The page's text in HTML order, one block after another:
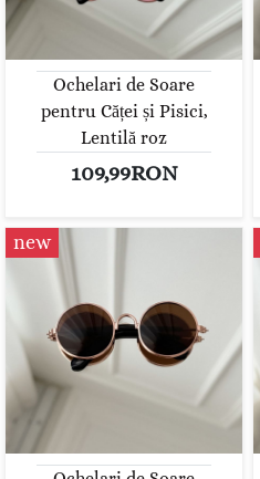
Ochelari de Soare
pentru Căței și Pisici,
Lentilă roz
109,99RON
new